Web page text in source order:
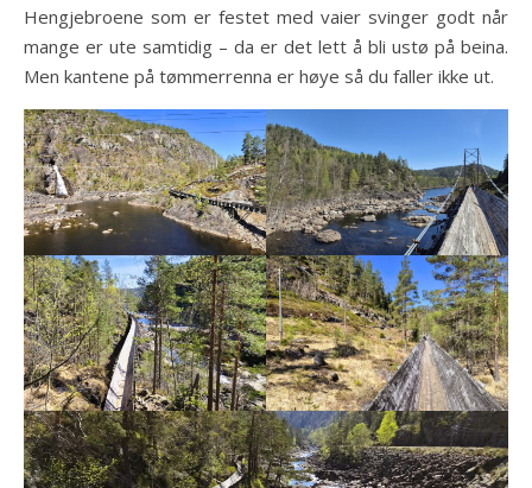
Hengjebroene som er festet med vaier svinger godt når
mange er ute samtidig – da er det lett å bli ustø på beina.
Men kantene på tømmerrenna er høye så du faller ikke ut.